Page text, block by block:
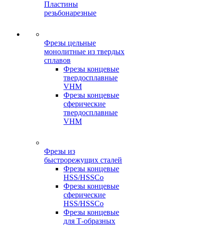
Пластины
резьбонарезные
Фрезы цельные
монолитные из твердых
сплавов
Фрезы концевые
твердосплавные
VHM
Фрезы концевые
сферические
твердосплавные
VHM
Фрезы из
быстрорежущих сталей
Фрезы концевые
HSS/HSSCo
Фрезы концевые
сферические
HSS/HSSCo
Фрезы концевые
для Т-образных